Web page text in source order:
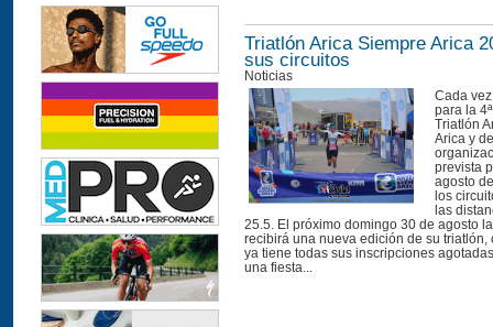
Triatlón Arica Siempre Arica
sus circuitos
Noticias
Cada
para la
Triatlón
Arica y
prevista
agosto
los
las
25.5. El próximo domingo 30 de agosto
recibirá una nueva edición de su triatlón,
ya tiene todas sus inscripciones
una fiesta...